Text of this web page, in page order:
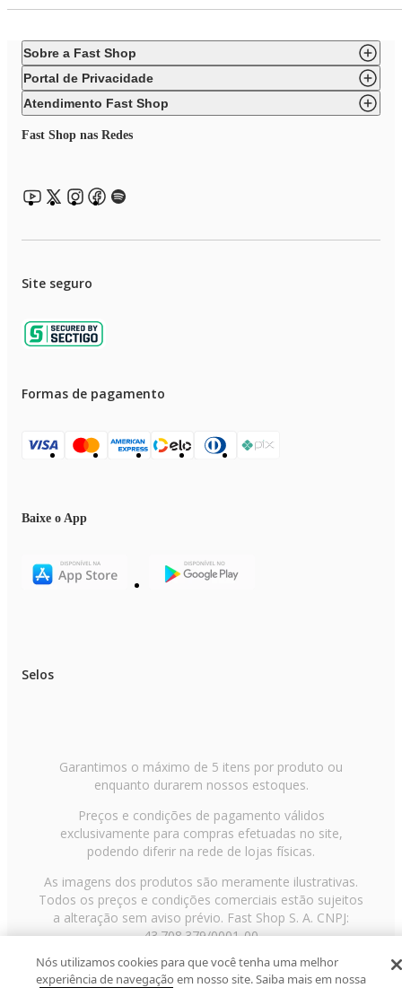
Sobre a Fast Shop
Portal de Privacidade
Atendimento Fast Shop
Fast Shop nas Redes
Site seguro
Formas de pagamento
Baixe o App
Selos
Garantimos o máximo de 5 itens por produto ou
enquanto durarem nossos estoques.
Preços e condições de pagamento válidos
exclusivamente para compras efetuadas no site,
podendo diferir na rede de lojas físicas.
As imagens dos produtos são meramente ilustrativas.
Todos os preços e condições comerciais estão sujeitos
a alteração sem aviso prévio. Fast Shop S. A. CNPJ:
43.708.379/0001-00
Avenida Zaki Narchi, nº 1650, sobreloja, Carandiru, São
Paulo/SP, CEP 02029-001, Telefone: 11 3003-3728 ©
Nós utilizamos cookies para que você tenha uma melhor
experiência de navegação em nosso site. Saiba mais em nossa